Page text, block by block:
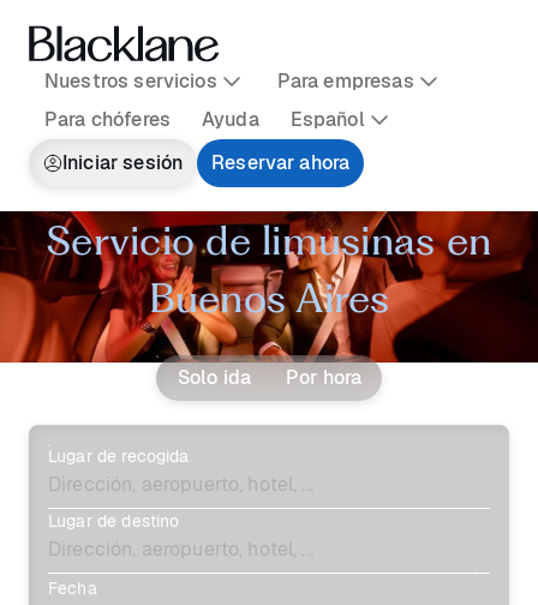
Nuestros servicios
Para empresas
Para chóferes
Ayuda
Español
Iniciar sesión
Reservar ahora
Servicio de limusinas en
Buenos Aires
Solo ida Por hora
Lugar de recogida
Lugar de destino
Fecha